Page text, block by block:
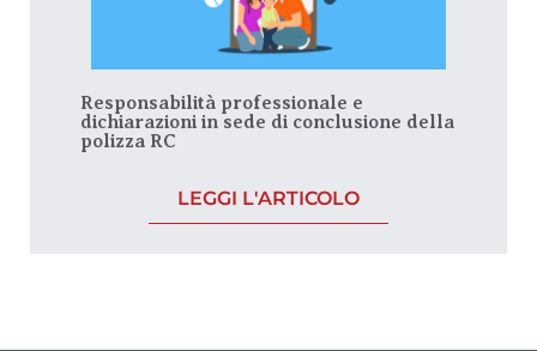
Responsabilità professionale e
dichiarazioni in sede di conclusione della
polizza RC
LEGGI L'ARTICOLO